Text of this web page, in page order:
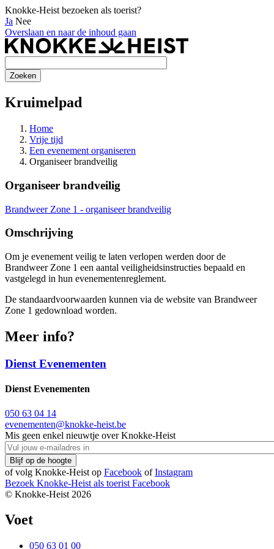
Knokke-Heist bezoeken als toerist?
Ja Nee
Overslaan en naar de inhoud gaan
Kruimelpad
Home
Vrije tijd
Een evenement organiseren
Organiseer brandveilig
Organiseer brandveilig
Brandweer Zone 1 - organiseer brandveilig
Omschrijving
Om je evenement veilig te laten verlopen werden door de
Brandweer Zone 1 een aantal veiligheidsinstructies bepaald en
vastgelegd in hun evenementenreglement.
De standaardvoorwaarden kunnen via de website van Brandweer
Zone 1 gedownload worden.
Meer info?
Dienst Evenementen
Dienst Evenementen
050 63 04 14
evenementen@knokke-heist.be
Mis geen enkel nieuwtje over Knokke-Heist
of volg Knokke-Heist op Facebook ofInstagram
Bezoek Knokke-Heist als toerist Facebook
© Knokke-Heist 2026
Voet
050 63 01 00